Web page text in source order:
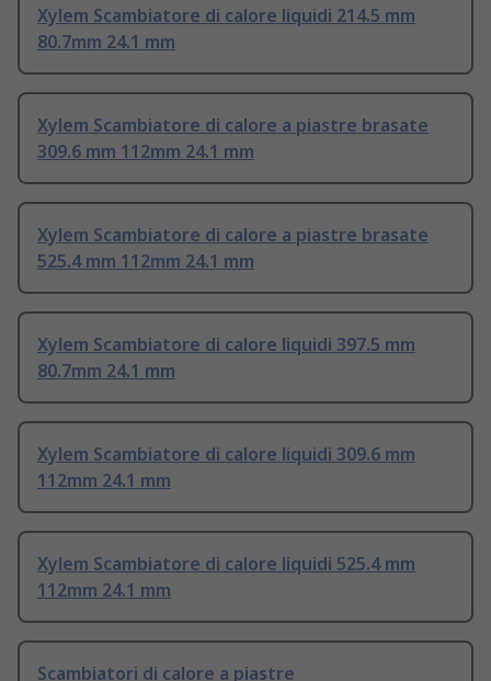
Xylem Scambiatore di calore liquidi 214.5 mm
80.7mm 24.1 mm
Xylem Scambiatore di calore a piastre brasate
309.6 mm 112mm 24.1 mm
Xylem Scambiatore di calore a piastre brasate
525.4 mm 112mm 24.1 mm
Xylem Scambiatore di calore liquidi 397.5 mm
80.7mm 24.1 mm
Xylem Scambiatore di calore liquidi 309.6 mm
112mm 24.1 mm
Xylem Scambiatore di calore liquidi 525.4 mm
112mm 24.1 mm
Scambiatori di calore a piastre